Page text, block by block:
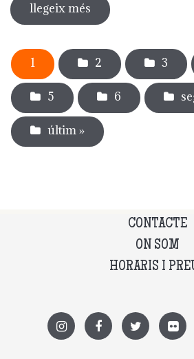
llegeix més sobre presentació
bestials.
Pàgines
1 2 3
5 6
últim »
CONTACTE
ON SOM
HORARIS I